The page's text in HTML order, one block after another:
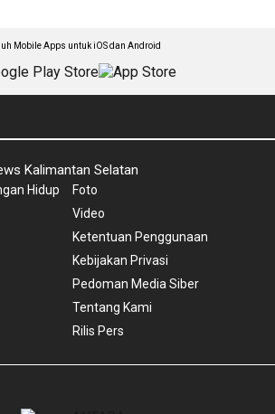
Mobile Apps untuk iOS dan Android
Kalimantan Selatan
Hidup
Foto
Video
Ketentuan Penggunaan
Kebijakan Privasi
Pedoman Media Siber
Tentang Kami
Rilis Pers